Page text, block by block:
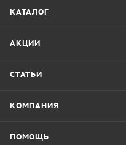
КАТАЛОГ
АКЦИИ
СТАТЬИ
КОМПАНИЯ
ПОМОЩЬ